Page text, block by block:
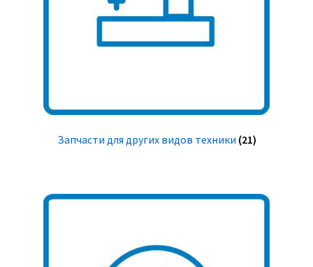
Запчасти для других видов техники (21)